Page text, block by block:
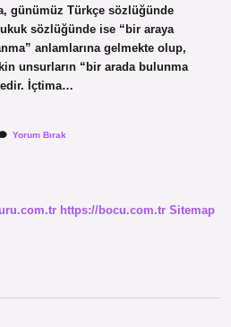
günümüz Türkçe sözlüğünde
sözlüğünde ise “bir araya
anlamlarına gelmekte olup,
unsurların “bir arada bulunma
İçtima…
Yorum Bırak
https://bocu.com.tr Sitemap